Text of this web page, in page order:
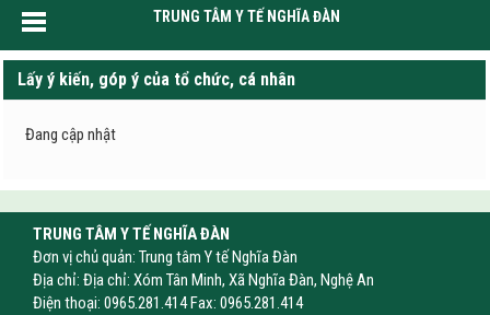
TRUNG TÂM Y TẾ NGHĨA ĐÀN
Lấy ý kiến, góp ý của tổ chức, cá nhân
Đang cập nhật
TRUNG TÂM Y TẾ NGHĨA ĐÀN
Đơn vị chủ quản: Trung tâm Y tế Nghĩa Đàn
Địa chỉ: Địa chỉ: Xóm Tân Minh, Xã Nghĩa Đàn, Nghệ An
Điện thoại: 0965.281.414 Fax: 0965.281.414